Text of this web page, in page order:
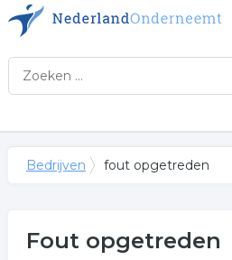
Bedrijven fout opgetreden
Fout opgetreden